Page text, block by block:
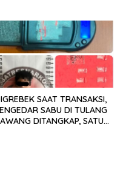
SAAT TRANSAKSI,
SABU DI TULANG
DITANGKAP, SATU